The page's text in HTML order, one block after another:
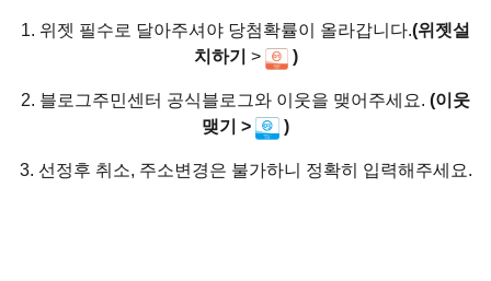
1. 위젯 필수로 달아주셔야 당첨확률이 올라갑니다.(위젯설
치하기 > )
2. 블로그주민센터 공식블로그와 이웃을 맺어주세요. (이웃
맺기 >
)
3. 선정후 취소, 주소변경은 불가하니 정확히 입력해주세요.